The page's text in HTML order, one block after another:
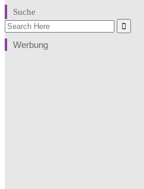
Suche
Search
for:
Werbung